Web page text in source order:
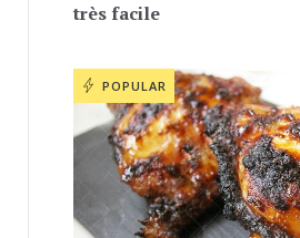
très facile
POPULAR